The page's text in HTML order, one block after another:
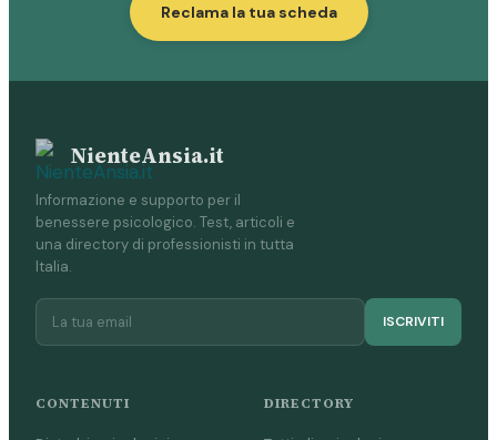
Reclama la tua scheda
NienteAnsia.it
Informazione e supporto per il
benessere psicologico. Test, articoli e
una directory di professionisti in tutta
Italia.
ISCRIVITI
CONTENUTI DIRECTORY